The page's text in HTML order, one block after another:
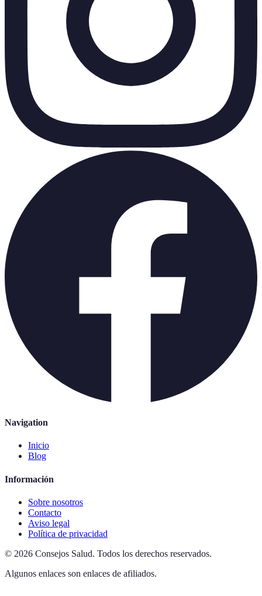
Navigation
Inicio
Blog
Información
Sobre nosotros
Contacto
Aviso legal
Política de privacidad
© 2026 Consejos Salud. Todos los derechos reservados.
Algunos enlaces son enlaces de afiliados.